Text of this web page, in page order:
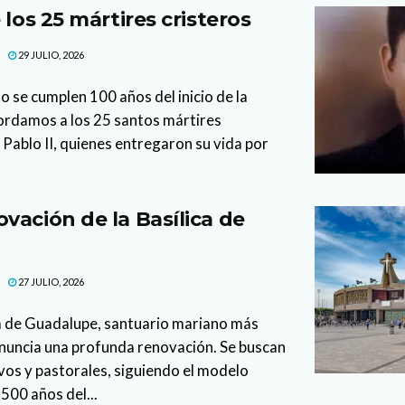
los 25 mártires cristeros
29 JULIO, 2026
se cumplen 100 años del inicio de la
a los 25 santos mártires
II, quienes entregaron su vida por
de la Basílica de
27 JULIO, 2026
de Guadalupe, santuario mariano más
una profunda renovación. Se buscan
y pastorales, siguiendo el modelo
años del...